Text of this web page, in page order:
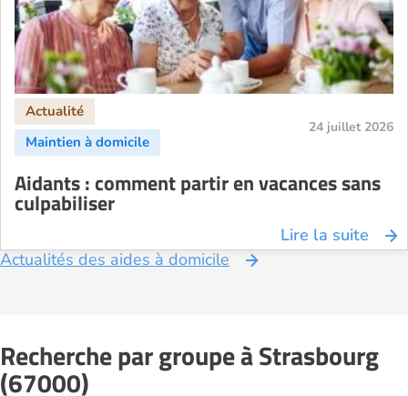
24 juillet 2026
Aidants : comment partir en vacances sans
culpabiliser
Lire la suite
Actualités des aides à domicile
Recherche par groupe à Strasbourg
(67000)